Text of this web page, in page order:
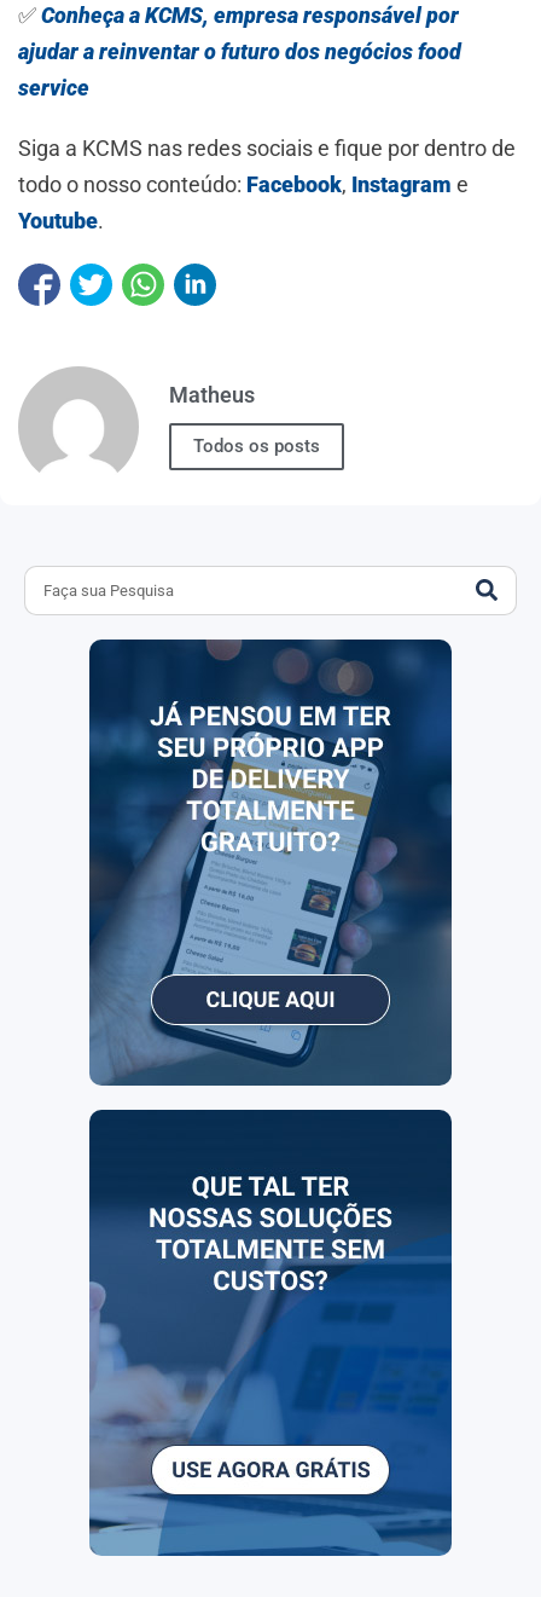
✅Conheça a KCMS, empresa responsável por
ajudar a reinventar o futuro dos negócios food
service
Siga a KCMS nas redes sociais e fique por dentro de
todo o nosso conteúdo: Facebook, Instagram e
Youtube.
Matheus
Todos os posts